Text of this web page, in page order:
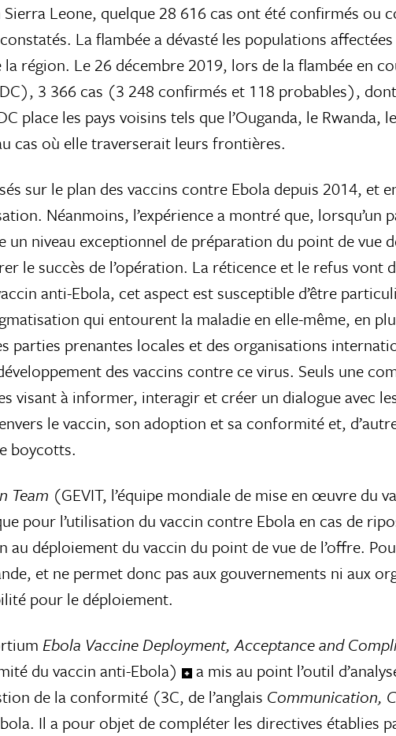
Leone, quelque 28 616 cas ont été confirmés ou
La flambée a dévasté les populations
région. Le 26 décembre 2019, lors de la flambée en
3 366 cas (3 248 confirmés et 118 probables),
place les pays voisins tels que l’Ouganda, le Rwanda,
cas où elle traverserait leurs frontières.
sur le plan des vaccins contre Ebola depuis 2014, et
Néanmoins, l’expérience a montré que, lorsqu’un
un niveau exceptionnel de préparation du point de vue
le succès de l’opération. La réticence et le refus vont
anti-Ebola, cet aspect est susceptible d’être
qui entourent la maladie en elle-même, en
parties prenantes locales et des organisations
des vaccins contre ce virus. Seuls une
visant à informer, interagir et créer un dialogue avec
le vaccin, son adoption et sa conformité et,
boycotts.
Team (GEVIT, l’équipe mondiale de mise en œuvre du
pour l’utilisation du vaccin contre Ebola en cas de
déploiement du vaccin du point de vue de l’offre.
et ne permet donc pas aux gouvernements ni aux
pour le déploiement.
Ebola Vaccine Deployment, Acceptance and
du vaccin anti-Ebola)
a mis au point l’outil
de la conformité (3C, de l’anglais Communication,
Il a pour objet de compléter les directives établies